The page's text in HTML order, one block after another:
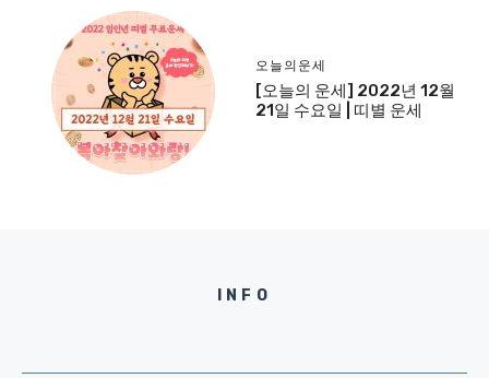
오늘의운세
[오늘의 운세] 2022년 12월
21일 수요일 | 띠별 운세
INFO